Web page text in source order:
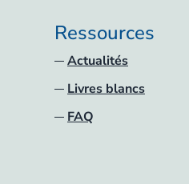
Ressources
Actualités
Livres blancs
FAQ